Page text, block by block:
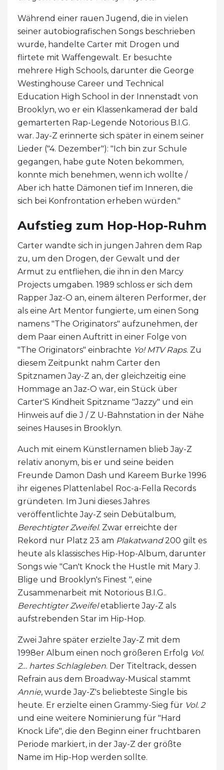
Während einer rauen Jugend, die in vielen
seiner autobiografischen Songs beschrieben
wurde, handelte Carter mit Drogen und
flirtete mit Waffengewalt. Er besuchte
mehrere High Schools, darunter die George
Westinghouse Career und Technical
Education High School in der Innenstadt von
Brooklyn, wo er ein Klassenkamerad der bald
gemarterten Rap-Legende Notorious B.I.G.
war. Jay-Z erinnerte sich später in einem seiner
Lieder ("4. Dezember"): "Ich bin zur Schule
gegangen, habe gute Noten bekommen,
konnte mich benehmen, wenn ich wollte /
Aber ich hatte Dämonen tief im Inneren, die
sich bei Konfrontation erheben würden."
Aufstieg zum Hop-Hop-Ruhm
Carter wandte sich in jungen Jahren dem Rap
zu, um den Drogen, der Gewalt und der
Armut zu entfliehen, die ihn in den Marcy
Projects umgaben. 1989 schloss er sich dem
Rapper Jaz-O an, einem älteren Performer, der
als eine Art Mentor fungierte, um einen Song
namens "The Originators" aufzunehmen, der
dem Paar einen Auftritt in einer Folge von
"The Originators" einbrachte Yo! MTV Raps. Zu
diesem Zeitpunkt nahm Carter den
Spitznamen Jay-Z an, der gleichzeitig eine
Hommage an Jaz-O war, ein Stück über
Carter'S Kindheit Spitzname "Jazzy" und ein
Hinweis auf die J / Z U-Bahnstation in der Nähe
seines Hauses in Brooklyn.
Auch mit einem Künstlernamen blieb Jay-Z
relativ anonym, bis er und seine beiden
Freunde Damon Dash und Kareem Burke 1996
ihr eigenes Plattenlabel Roc-a-Fella Records
gründeten. Im Juni dieses Jahres
veröffentlichte Jay-Z sein Debütalbum,
Berechtigter Zweifel. Zwar erreichte der
Rekord nur Platz 23 am Plakatwand200 gilt es
heute als klassisches Hip-Hop-Album, darunter
Songs wie "Can't Knock the Hustle mit Mary J.
Blige und Brooklyn's Finest ", eine
Zusammenarbeit mit Notorious B.I.G..
Berechtigter Zweifeletablierte Jay-Z als
aufstrebenden Star im Hip-Hop.
Zwei Jahre später erzielte Jay-Z mit dem
1998er Album einen noch größeren Erfolg Vol.
2… hartes Schlagleben. Der Titeltrack, dessen
Refrain aus dem Broadway-Musical stammt
Annie, wurde Jay-Z's beliebteste Single bis
heute. Er erzielte einen Grammy-Sieg für Vol. 2
und eine weitere Nominierung für "Hard
Knock Life", die den Beginn einer fruchtbaren
Periode markiert, in der Jay-Z der größte
Name im Hip-Hop werden sollte.